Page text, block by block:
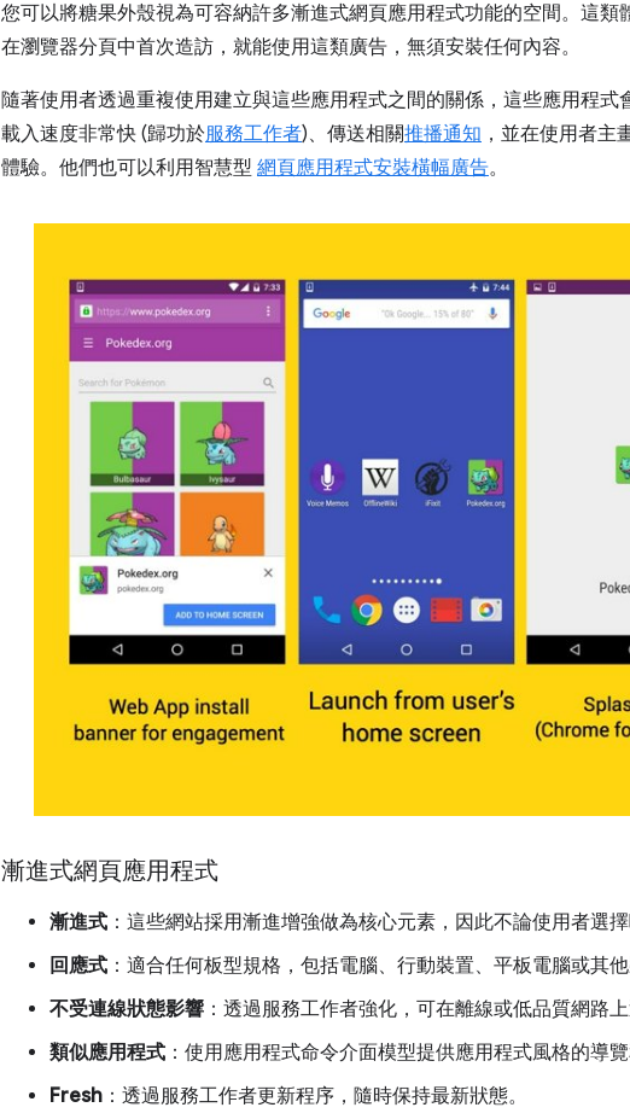
您可以將糖果外殼視為可容納許多漸進式網頁應用程式功能的空間。這
在瀏覽器分頁中首次造訪，就能使用這類廣告，無須安裝任何內容。
隨著使用者透過重複使用建立與這些應用程式之間的關係，這些應用程
載入速度非常快 (歸功於服務工作者)、傳送相關推播通知 ，並在使用者
體驗。他們也可以利用智慧型 網頁應用程式安裝橫幅廣告。
漸進式網頁應用程式
漸進式 ：這些網站採用漸進增強做為核心元素，因此不論使用者選
回應式 ：適合任何板型規格，包括電腦、行動裝置、平板電腦或其他
不受連線狀態影響 ：透過服務工作者強化，可在離線或低品質網路上
類似應用程式 ：使用應用程式命令介面模型提供應用程式風格的導覽
Fresh ：透過服務工作者更新程序，隨時保持最新狀態。